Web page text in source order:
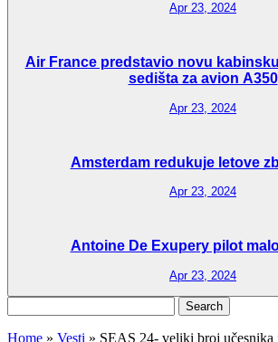
Apr 23, 2024
Air France predstavio novu
sedišta za avion A350
Apr 23, 2024
Amsterdam redukuje letove
Apr 23, 2024
Antoine De Exupery pilot
Apr 23, 2024
for:
Home » Vesti » SEAS 24- veliki broj učesnika